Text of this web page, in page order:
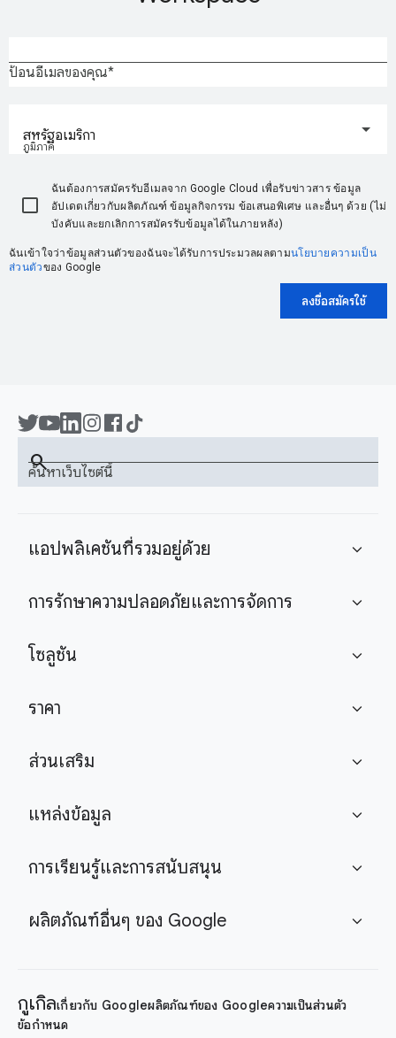
ป้อนอีเมลของคุณ
ภูมิภาค
สหรัฐอเมริกา
ฉันต้องการสมัครรับอีเมลจาก Google Cloud เพื่อรับข่าวสาร ข้อมูล
อัปเดตเกี่ยวกับผลิตภัณฑ์ ข้อมูลกิจกรรม ข้อเสนอพิเศษ และอื่นๆ ด้วย (ไม่
บังคับและยกเลิกการสมัครรับข้อมูลได้ในภายหลัง)
ฉันเข้าใจว่าข้อมูลส่วนตัวของฉันจะได้รับการประมวลผลตามนโยบายความเป็น
ส่วนตัวของ Google
ลงชื่อสมัครใช้
ค้นหาเว็บไซต์นี้
search
แอปพลิเคชันที่รวมอยู่ด้วย expand_more
การรักษาความปลอดภัยและการจัดการ expand_more
โซลูชัน expand_more
ราคา expand_more
ส่วนเสริม expand_more
แหล่งข้อมูล expand_more
การเรียนรู้และการสนับสนุน expand_more
ผลิตภัณฑ์อื่นๆ ของ Google expand_more
กูเกิลเกี่ยวกับ Googleผลิตภัณฑ์ของ Googleความเป็นส่วนตัว
ข้อกำหนด